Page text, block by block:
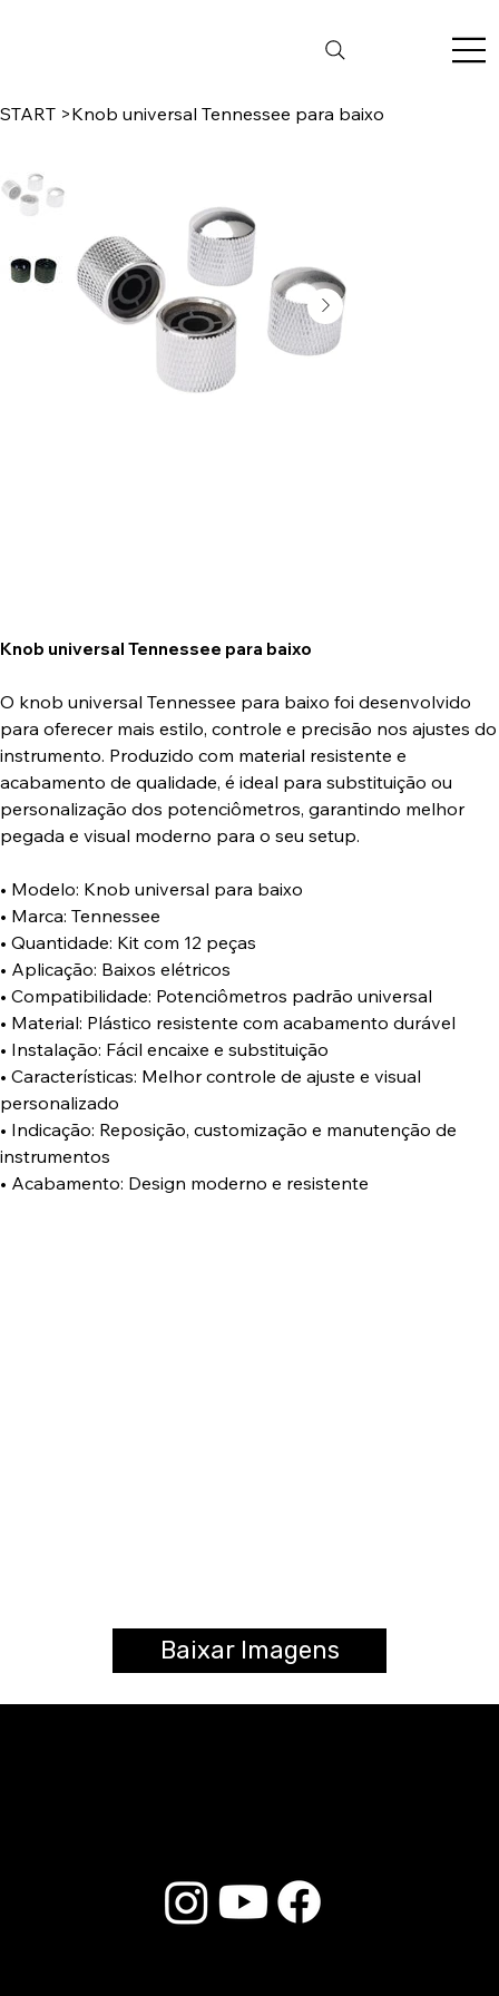
START >Knob universal Tennessee para baixo
Knob universal Tennessee para baixo
O knob universal Tennessee para baixo foi desenvolvido
para oferecer mais estilo, controle e precisão nos ajustes do
instrumento. Produzido com material resistente e
acabamento de qualidade, é ideal para substituição ou
personalização dos potenciômetros, garantindo melhor
pegada e visual moderno para o seu setup.
• Modelo: Knob universal para baixo
• Marca: Tennessee
• Quantidade: Kit com 12 peças
• Aplicação: Baixos elétricos
• Compatibilidade: Potenciômetros padrão universal
• Material: Plástico resistente com acabamento durável
• Instalação: Fácil encaixe e substituição
• Características: Melhor controle de ajuste e visual
personalizado
• Indicação: Reposição, customização e manutenção de
instrumentos
• Acabamento: Design moderno e resistente
Baixar Imagens